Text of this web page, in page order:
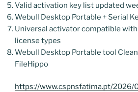
Valid activation key list updated
Webull Desktop Portable + Serial
Universal activator compatible
license types
Webull Desktop Portable tool
FileHippo
https://www.cspnsfatima.pt/2026/